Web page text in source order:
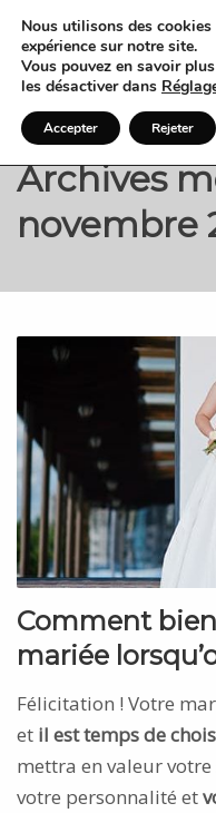
Archives
novembre
Comment
mariée
Félicitation ! Votre
et il est temps de
mettra en valeur votre
votre personnalité et
Nous utilisons des
expérience sur notre site.
Vous pouvez en savoir
les désactiver dans
Accepter Rejeter